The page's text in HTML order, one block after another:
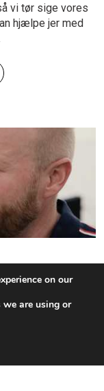
vi tør sige vores
hjælpe jer med
on our
are using or